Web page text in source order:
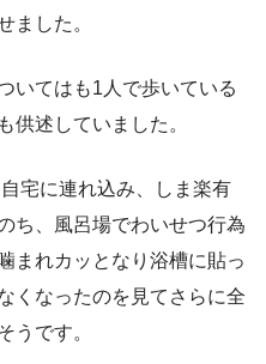
ました。
いてはも1人で歩いている
供述していました。
宅に連れ込み、しま楽有
ち、風呂場でわいせつ行為
まれカッとなり浴槽に貼っ
くなったのを見てさらに全
うです。